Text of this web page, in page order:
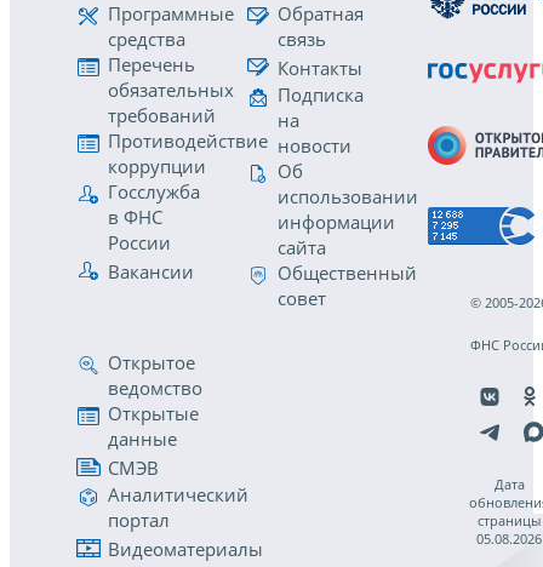
Программные
средства
Перечень
обязательных
требований
Противодействие
коррупции
Госслужба
в ФНС
России
Вакансии
Обратная
связь
Контакты
Подписка
на
новости
Об
использовании
информации
сайта
Общественный
совет
Открытое
ведомство
Открытые
данные
СМЭВ
Аналитический
портал
Видеоматериалы
© 2005-
ФНС
Дата
страницы
05.08.2026